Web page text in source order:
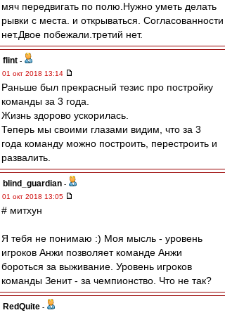
мяч передвигать по полю.Нужно уметь делать
рывки с места. и открываться. Согласованности
нет.Двое побежали.третий нет.
flint -
01 окт 2018 13:14
Раньше был прекрасный тезис про постройку
команды за 3 года.
Жизнь здорово ускорилась.
Теперь мы своими глазами видим, что за 3
года команду можно построить, перестроить и
развалить.
blind_guardian -
01 окт 2018 13:05
# митхун
Я тебя не понимаю :) Моя мысль - уровень
игроков Анжи позволяет команде Анжи
бороться за выживание. Уровень игроков
команды Зенит - за чемпионство. Что не так?
RedQuite -